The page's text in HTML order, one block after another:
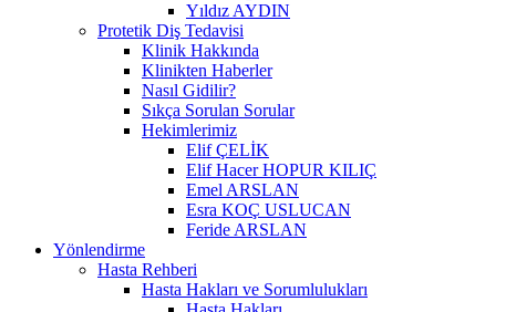
Yıldız AYDIN
Protetik Diş Tedavisi
Klinik Hakkında
Klinikten Haberler
Nasıl Gidilir?
Sıkça Sorulan Sorular
Hekimlerimiz
Elif ÇELİK
Elif Hacer HOPUR KILIÇ
Emel ARSLAN
Esra KOÇ USLUCAN
Feride ARSLAN
Yönlendirme
Hasta Rehberi
Hasta Hakları ve Sorumlulukları